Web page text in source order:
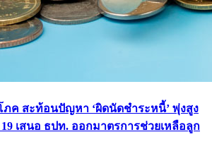
ภค สะท้อนปัญหา ‘ผิดนัดชำระหนี้’ พุ่งสูง
เสนอ ธปท. ออกมาตรการช่วยเหลือลูก